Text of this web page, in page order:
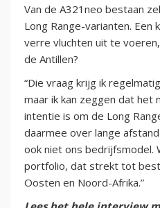
Van de A321neo bestaan
Long Range-varianten. Een
verre vluchten uit te
de Antillen?
“Die vraag krijg ik
maar ik kan zeggen dat het
intentie is om de Long
daarmee over lange
ook niet ons bedrijfsmodel.
portfolio, dat strekt tot
Oosten en Noord-Afrika.”